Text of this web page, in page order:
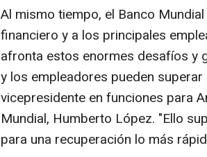
Al mismo tiempo, el Banco
financiero y a los principales
afronta estos enormes desafíos y
y los empleadores pueden
vicepresidente en funciones para
Mundial, Humberto López. "Ello
para una recuperación lo más